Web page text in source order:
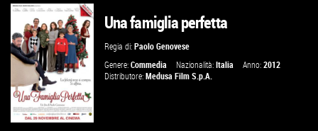
VAI ALLA SCHEDA
Una famiglia perfetta
Regia di:Paolo Genovese
Genere:Commedia Nazionalità:Italia Anno:2012
Distributore:Medusa Film S.p.A.